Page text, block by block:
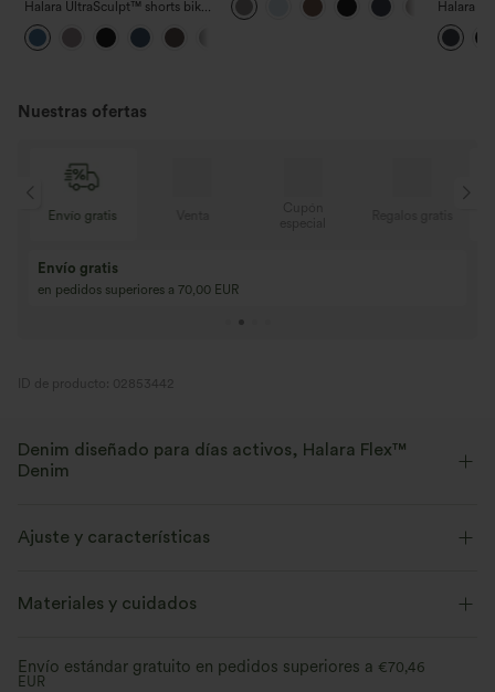
Halara UltraSculpt™ shorts biker
moldeadores para
entrenamiento, de talle alto,
control abdominal y bolsillo
Halara
yoga
con
glúteos,
Nuestras ofertas
Envío gratis
Envío gratis
en pedidos superiores a 70,00 EUR
ID de producto: 02853442
Denim diseñado para días activos, Halara Flex™
Denim
comodidad de la ropa deportiva. Halara Flex™ Denim te da la
elasticidad y suavidad con la que podrás moverte sin límites.
Elástico en cuatro direcciones
Cómodo como unos leggings
Ajuste y características
Cintura plana Casual
Materiales y cuidados
Envío estándar gratuito en pedidos superiores a €70,46
EUR